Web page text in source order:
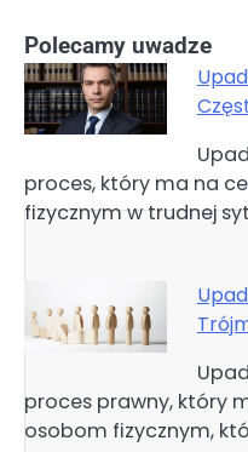
Polecamy uwadze
proces, który ma na
fizycznym w trudnej
proces prawny, który
osobom fizycznym,
Nawigacja